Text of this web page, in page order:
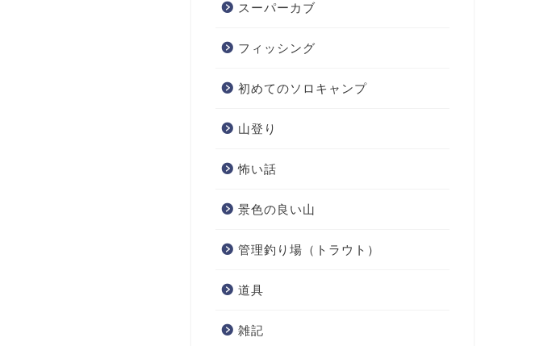
スーパーカブ
フィッシング
初めてのソロキャンプ
山登り
怖い話
景色の良い山
管理釣り場（トラウト）
道具
雑記